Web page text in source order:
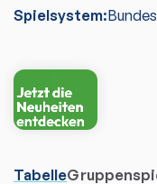
Spielsystem:
Tabelle